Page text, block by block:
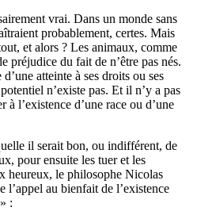
vrai. Dans un monde sans
probablement, certes. Mais
et alors ? Les animaux, comme
préjudice du fait de n’être pas nés.
atteinte à ses droits ou ses
n’existe pas. Et il n’y a pas
l’existence d’une race ou d’une
il serait bon, ou indifférent, de
pour ensuite les tuer et les
heureux, le philosophe Nicolas
au bienfait de l’existence
: